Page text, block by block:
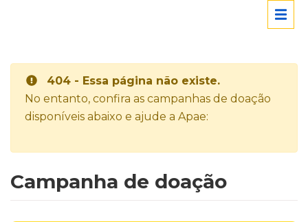
404 - Essa página não existe.
No entanto, confira as campanhas de doação
disponíveis abaixo e ajude a Apae:
Campanha de doação